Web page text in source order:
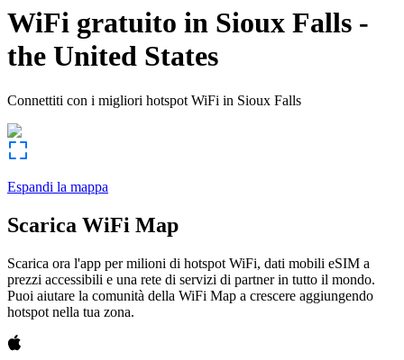
WiFi gratuito in Sioux Falls -
the United States
Connettiti con i migliori hotspot WiFi in Sioux Falls
Espandi la mappa
Scarica WiFi Map
Scarica ora l'app per milioni di hotspot WiFi, dati mobili eSIM a
prezzi accessibili e una rete di servizi di partner in tutto il mondo.
Puoi aiutare la comunità della WiFi Map a crescere aggiungendo
hotspot nella tua zona.